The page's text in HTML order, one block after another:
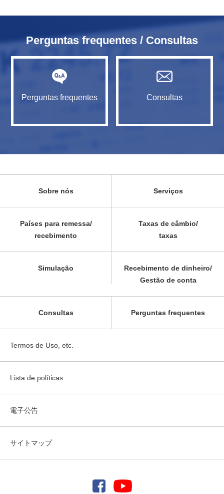
Perguntas frequentes / Consultas
Perguntas frequentes Consultas
Sobre nós Serviços
Países para remessa/
recebimento
Taxas de câmbio/
taxas
Simulação
Recebimento de dinheiro/
Gestão de conta
Consultas Perguntas frequentes
Termos de Uso, etc.
Lista de políticas
電子公告
サイトマップ